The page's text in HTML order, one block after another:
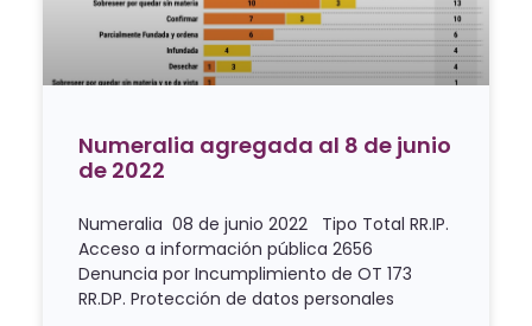
Numeralia agregada al 8 de junio
de 2022
Numeralia 08 de junio 2022 Tipo Total RR.IP.
Acceso a información pública 2656
Denuncia por Incumplimiento de OT 173
RR.DP. Protección de datos personales